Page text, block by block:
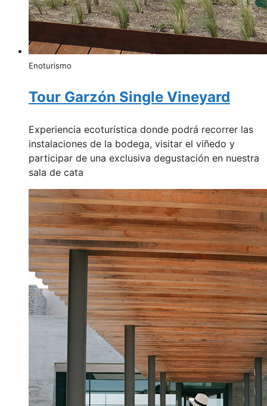
Enoturismo
Tour Garzón Single Vineyard
Experiencia ecoturística donde podrá recorrer las
instalaciones de la bodega, visitar el viñedo y
participar de una exclusiva degustación en nuestra
sala de cata